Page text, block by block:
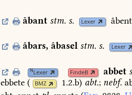
âbant stm. s. Lexer
âbars, âbasel stm. s. Lexer
NLexer FindeB abbet
ebbete ( BMZ 1.2.b) abt.; nebf.